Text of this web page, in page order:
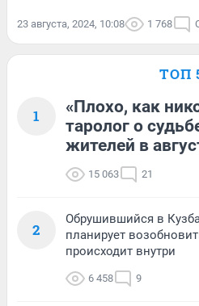
23 августа, 2024, 10:08 1 768
ТОП
1
«Плохо, как
таролог о
жителей в
15 063 21
2
Обрушившийся в
планирует
происходит внутри
6 458 9